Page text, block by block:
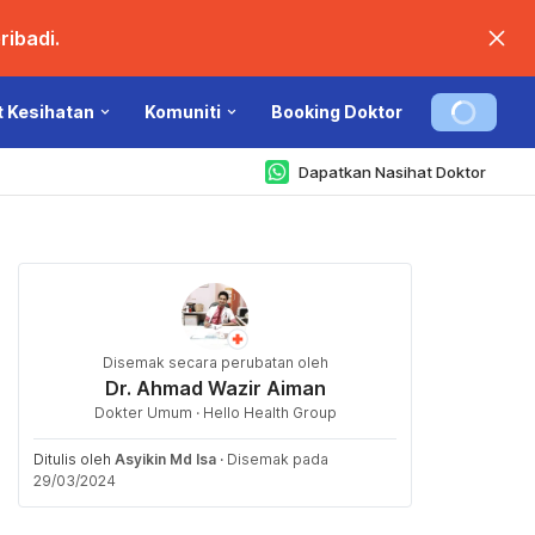
Kesihatan Komuniti Booking Doktor
Dapatkan Nasihat Doktor
Disemak secara perubatan oleh
Dr. Ahmad Wazir Aiman
Dokter Umum · Hello Health Group
Ditulis oleh Asyikin Md Isa · Disemak pada
29/03/2024